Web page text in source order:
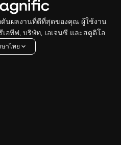
ดันผลงานที่ดีที่สุดของคุณ ผู้ใช้งาน
อทีฟ, บริษัท, เอเจนซี และสตูดิโอ
าไทย